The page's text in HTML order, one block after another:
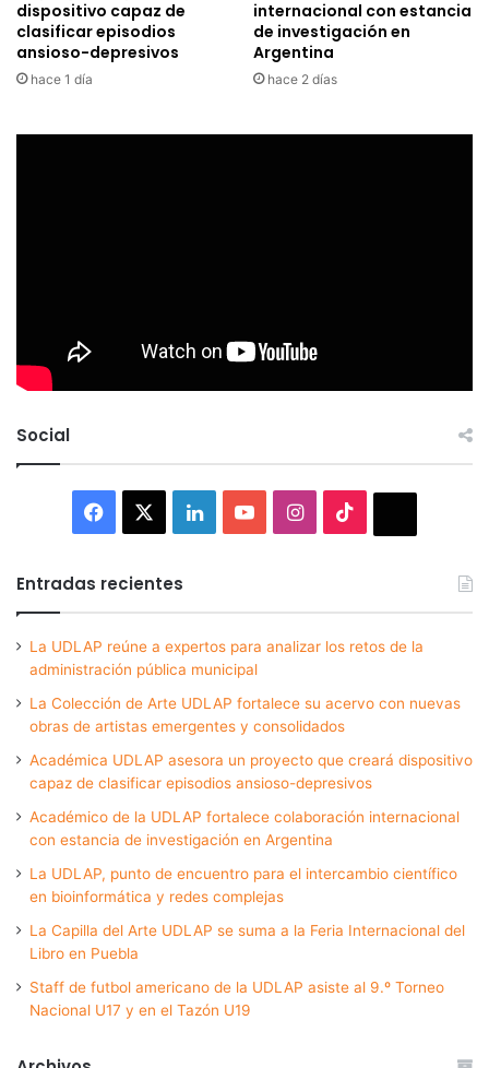
dispositivo capaz de
clasificar episodios
ansioso-depresivos
hace 1 día
internacional con estancia
de investigación en
Argentina
hace 2 días
Social
Facebook LinkedInYouTubeInstagram
Entradas recientes
La UDLAP reúne a expertos para analizar los retos de la
administración pública municipal
La Colección de Arte UDLAP fortalece su acervo con nuevas
obras de artistas emergentes y consolidados
Académica UDLAP asesora un proyecto que creará dispositivo
capaz de clasificar episodios ansioso-depresivos
Académico de la UDLAP fortalece colaboración internacional
con estancia de investigación en Argentina
La UDLAP, punto de encuentro para el intercambio científico
en bioinformática y redes complejas
La Capilla del Arte UDLAP se suma a la Feria Internacional del
Libro en Puebla
Staff de futbol americano de la UDLAP asiste al 9.º Torneo
Nacional U17 y en el Tazón U19